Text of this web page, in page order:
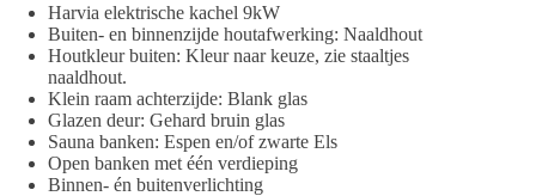
Harvia elektrische kachel 9kW
Buiten- en binnenzijde houtafwerking: Naaldhout
Houtkleur buiten: Kleur naar keuze, zie staaltjes
naaldhout.
Klein raam achterzijde: Blank glas
Glazen deur: Gehard bruin glas
Sauna banken: Espen en/of zwarte Els
Open banken met één verdieping
Binnen- én buitenverlichting